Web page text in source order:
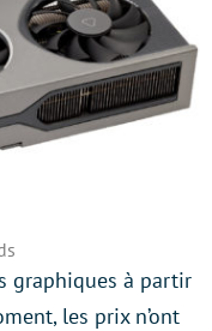
graphiques à partir
les prix n’ont